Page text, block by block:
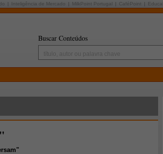
Inteligência de Mercado MilkPoint Portugal CaféPoint
Buscar Conteúdos